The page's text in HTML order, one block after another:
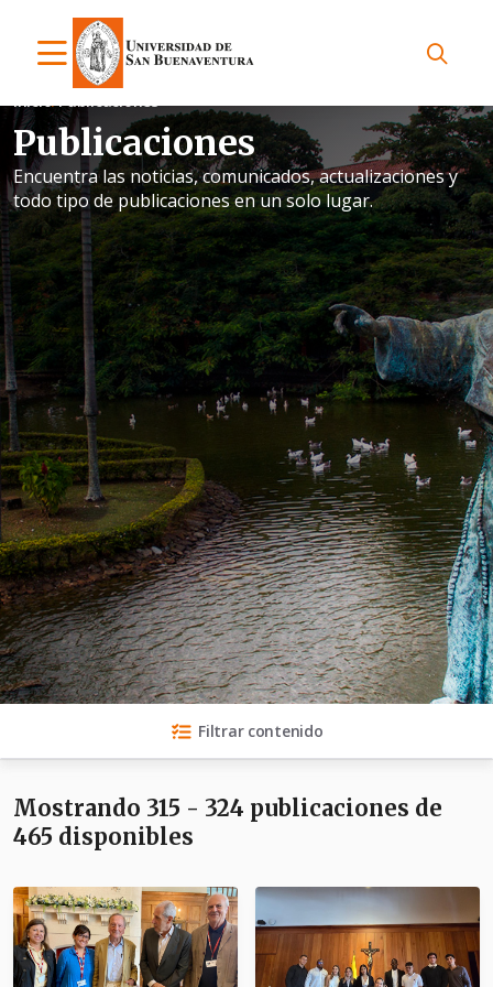
Inicio Publicaciones
Publicaciones
Encuentra las noticias, comunicados, actualizaciones y
todo tipo de publicaciones en un solo lugar.
Filtrar contenido
Mostrando 315 - 324 publicaciones de
465 disponibles